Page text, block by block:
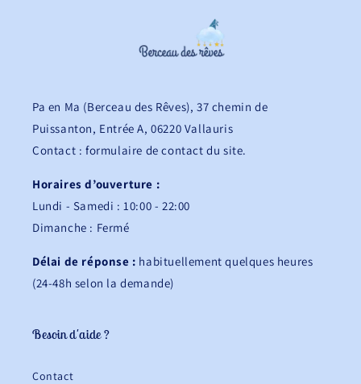
Pa en Ma (Berceau des Rêves), 37 chemin de
Puissanton, Entrée A, 06220 Vallauris
Contact : formulaire de contact du site.
Horaires d’ouverture :
Lundi - Samedi : 10:00 - 22:00
Dimanche : Fermé
Délai de réponse : habituellement quelques heures
(24-48h selon la demande)
Besoin d'aide ?
Contact